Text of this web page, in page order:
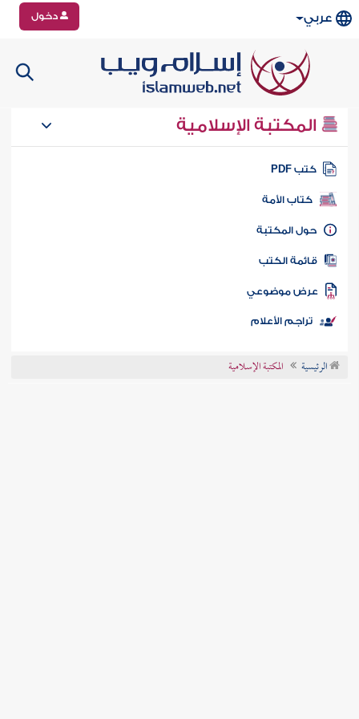
عربي دخول
المكتبة الإسلامية
كتب PDF
كتاب الأمة
المكتبة
الكتب
موضوعي
تراجم الأعلام
الرئيسية المكتبة الإسلامية